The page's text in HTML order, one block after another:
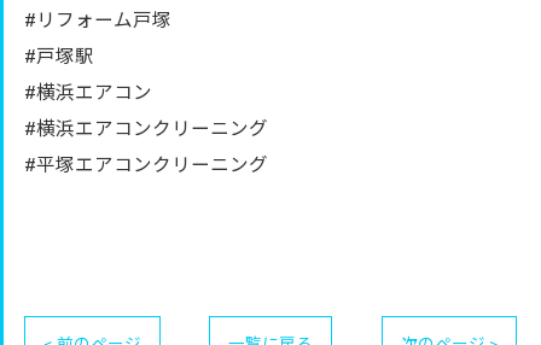
#リフォーム戸塚
#戸塚駅
#横浜エアコン
#横浜エアコンクリーニング
#平塚エアコンクリーニング